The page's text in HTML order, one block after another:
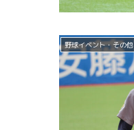
野球イベント・その他